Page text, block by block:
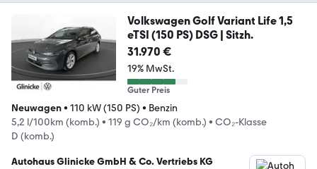
Volkswagen Golf Variant Life 1,5
eTSI (150 PS) DSG | Sitzh.
31.970 €
19% MwSt.
Guter Preis
Neuwagen• 110 kW (150 PS) • Benzin
5,2 l/100km (komb.) • 119 g CO₂/km (komb.) • CO₂-Klasse
D (komb.)
Autohaus Glinicke GmbH & Co. Vertriebs KG